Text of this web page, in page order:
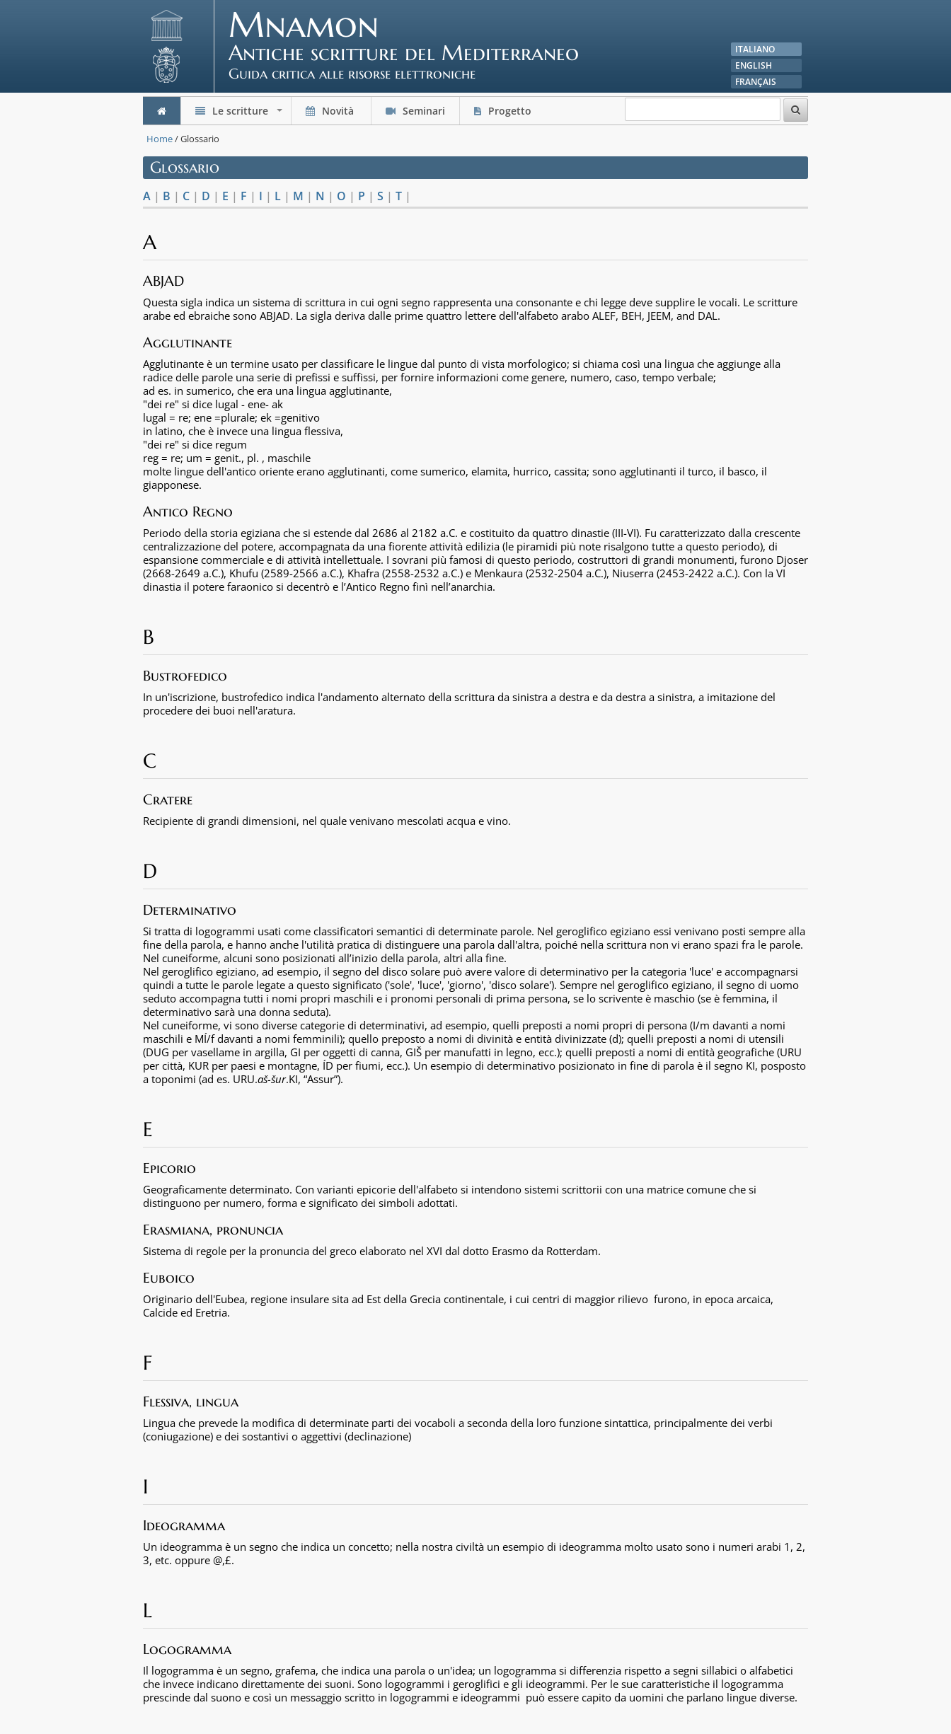
Mnamon
Antiche scritture del Mediterraneo
Guida critica alle risorse elettroniche
ITALIANO
ENGLISH
FRANÇAIS
Le scritture Novità Seminari Progetto
Home/ Glossario
Glossario
A | B | C | D | E | F | I | L | M | N | O | P | S | T |
A
ABJAD
Questa sigla indica un sistema di scrittura in cui ogni segno rappresenta una consonante e chi legge deve supplire le vocali. Le scritture
arabe ed ebraiche sono ABJAD. La sigla deriva dalle prime quattro lettere dell'alfabeto arabo ALEF, BEH, JEEM, and DAL.
Agglutinante
Agglutinante è un termine usato per classificare le lingue dal punto di vista morfologico; si chiama così una lingua che aggiunge alla
radice delle parole una serie di prefissi e suffissi, per fornire informazioni come genere, numero, caso, tempo verbale;
ad es. in sumerico, che era una lingua agglutinante,
"dei re" si dice lugal - ene- ak
lugal = re; ene =plurale; ek =genitivo
in latino, che è invece una lingua flessiva,
"dei re" si dice regum
reg = re; um = genit., pl. , maschile
molte lingue dell'antico oriente erano agglutinanti, come sumerico, elamita, hurrico, cassita; sono agglutinanti il turco, il basco, il
giapponese.
Antico Regno
Periodo della storia egiziana che si estende dal 2686 al 2182 a.C. e costituito da quattro dinastie (III-VI). Fu caratterizzato dalla crescente
centralizzazione del potere, accompagnata da una fiorente attività edilizia (le piramidi più note risalgono tutte a questo periodo), di
espansione commerciale e di attività intellettuale. I sovrani più famosi di questo periodo, costruttori di grandi monumenti, furono Djoser
(2668-2649 a.C.), Khufu (2589-2566 a.C.), Khafra (2558-2532 a.C.) e Menkaura (2532-2504 a.C.), Niuserra (2453-2422 a.C.). Con la VI
dinastia il potere faraonico si decentrò e l’Antico Regno finì nell’anarchia.
B
Bustrofedico
In un'iscrizione, bustrofedico indica l'andamento alternato della scrittura da sinistra a destra e da destra a sinistra, a imitazione del
procedere dei buoi nell'aratura.
C
Cratere
Recipiente di grandi dimensioni, nel quale venivano mescolati acqua e vino.
D
Determinativo
Si tratta di logogrammi usati come classificatori semantici di determinate parole. Nel geroglifico egiziano essi venivano posti sempre alla
fine della parola, e hanno anche l'utilità pratica di distinguere una parola dall'altra, poiché nella scrittura non vi erano spazi fra le parole.
Nel cuneiforme, alcuni sono posizionati all’inizio della parola, altri alla fine.
Nel geroglifico egiziano, ad esempio, il segno del disco solare può avere valore di determinativo per la categoria 'luce' e accompagnarsi
quindi a tutte le parole legate a questo significato ('sole', 'luce', 'giorno', 'disco solare'). Sempre nel geroglifico egiziano, il segno di uomo
seduto accompagna tutti i nomi propri maschili e i pronomi personali di prima persona, se lo scrivente è maschio (se è femmina, il
determinativo sarà una donna seduta).
Nel cuneiforme, vi sono diverse categorie di determinativi, ad esempio, quelli preposti a nomi propri di persona (I/m davanti a nomi
maschili e MÍ/f davanti a nomi femminili); quello preposto a nomi di divinità e entità divinizzate (d); quelli preposti a nomi di utensili
(DUG per vasellame in argilla, GI per oggetti di canna, GIŠ per manufatti in legno, ecc.); quelli preposti a nomi di entità geografiche (URU
per città, KUR per paesi e montagne, ÍD per fiumi, ecc.). Un esempio di determinativo posizionato in fine di parola è il segno KI, posposto
a toponimi (ad es. URU.aš-šur.KI, “Assur”).
E
Epicorio
Geograficamente determinato. Con varianti epicorie dell'alfabeto si intendono sistemi scrittorii con una matrice comune che si
distinguono per numero, forma e significato dei simboli adottati.
Erasmiana, pronuncia
Sistema di regole per la pronuncia del greco elaborato nel XVI dal dotto Erasmo da Rotterdam.
Euboico
Originario dell'Eubea, regione insulare sita ad Est della Grecia continentale, i cui centri di maggior rilievo furono, in epoca arcaica,
Calcide ed Eretria.
F
Flessiva, lingua
Lingua che prevede la modifica di determinate parti dei vocaboli a seconda della loro funzione sintattica, principalmente dei verbi
(coniugazione) e dei sostantivi o aggettivi (declinazione)
I
Ideogramma
Un ideogramma è un segno che indica un concetto; nella nostra civiltà un esempio di ideogramma molto usato sono i numeri arabi 1, 2,
3, etc. oppure @,£.
L
Logogramma
Il logogramma è un segno, grafema, che indica una parola o un'idea; un logogramma si differenzia rispetto a segni sillabici o alfabetici
che invece indicano direttamente dei suoni. Sono logogrammi i geroglifici e gli ideogrammi. Per le sue caratteristiche il logogramma
prescinde dal suono e così un messaggio scritto in logogrammi e ideogrammi può essere capito da uomini che parlano lingue diverse.